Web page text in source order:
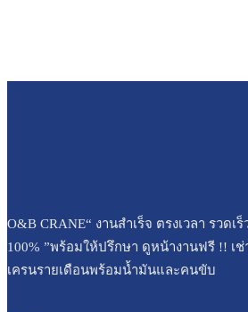
O&B CRANE“ งานสำเร็จ ตรงเวลา รวดเ
100% ”พร้อมให้ปรึกษา ดูหน้างานฟรี !! เช่
เครนรายเดือนพร้อมน้ำมันและคนขับ